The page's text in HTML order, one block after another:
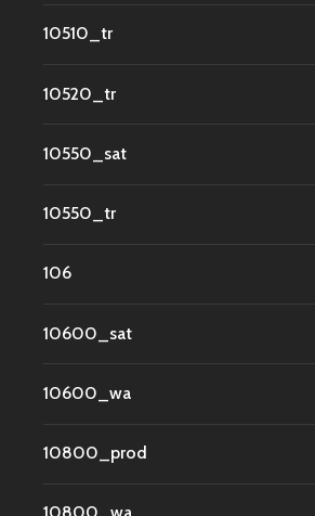
10510_tr
10520_tr
10550_sat
10550_tr
106
10600_sat
10600_wa
10800_prod